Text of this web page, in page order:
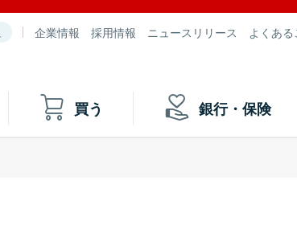
企業情報 採用情報 ニュースリリース よくあ
買う 銀行・保険